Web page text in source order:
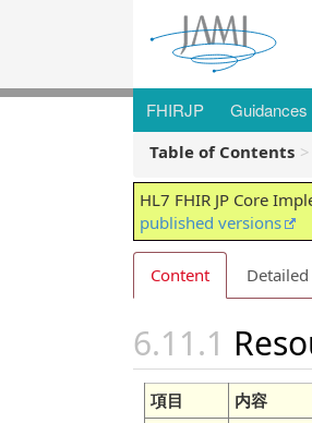
FHIRJP Guidances
Table of Contents
HL7 FHIR JP Core
published versions
Content
項目
内容